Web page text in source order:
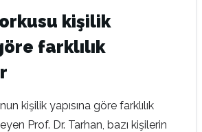
kişilik
farklılık
kişilik yapısına göre farklılık
Prof. Dr. Tarhan, bazı kişilerin